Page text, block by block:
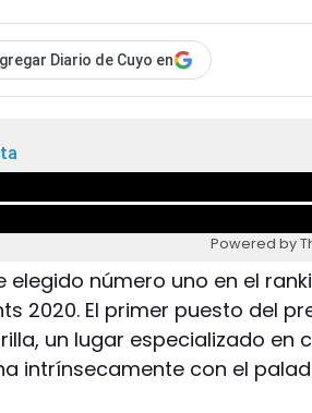
Diario de Cuyo en
Powered by
número uno en el
2020. El primer puesto del
un lugar especializado en
intrínsecamente con el